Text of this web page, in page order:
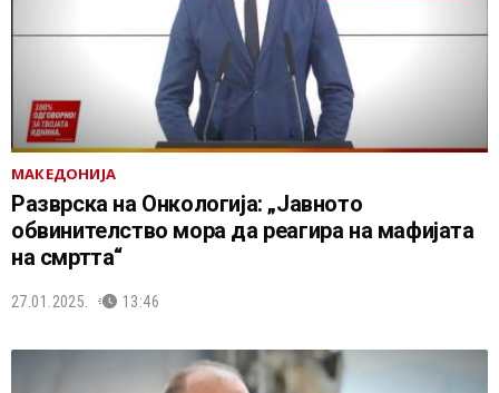
МАКЕДОНИЈА
Разврска на Онкологија: „Јавното
обвинителство мора да реагира на мафијата
на смртта“
27.01.2025. 13:46